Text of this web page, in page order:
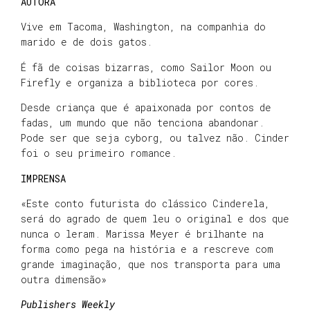
Vive em Tacoma, Washington, na companhia do
marido e de dois gatos.
É fã de coisas bizarras, como Sailor Moon ou
Firefly e organiza a biblioteca por cores.
Desde criança que é apaixonada por contos de
fadas, um mundo que não tenciona abandonar.
Pode ser que seja cyborg, ou talvez não. Cinder
foi o seu primeiro romance.
IMPRENSA
«Este conto futurista do clássico Cinderela,
será do agrado de quem leu o original e dos que
nunca o leram. Marissa Meyer é brilhante na
forma como pega na história e a rescreve com
grande imaginação, que nos transporta para uma
outra dimensão»
Publishers Weekly